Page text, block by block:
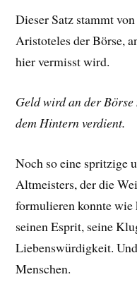
Dieser Satz stammt
Aristoteles der Börse,
hier vermisst wird.
Geld wird an der
dem Hintern verdient.
Noch so eine spritzige
Altmeisters, der die
formulieren konnte wie
seinen Esprit, seine
Liebenswürdigkeit.
Menschen.